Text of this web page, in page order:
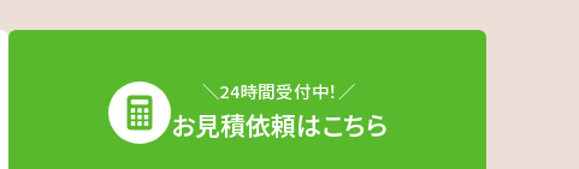
＼24時間受付中！／
お見積依頼はこちら